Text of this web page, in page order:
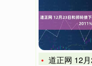
道正网 12月23日和邦转债下